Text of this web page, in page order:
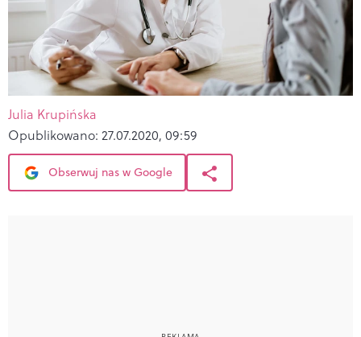
Julia Krupińska
Opublikowano: 27.07.2020, 09:59
Obserwuj nas w Google